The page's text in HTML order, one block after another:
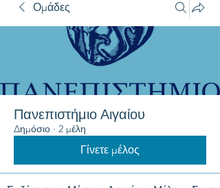
Ομάδες
Πανεπιστήμιο Αιγαίου
Δημόσιο · 2 μέλη
Γίνετε μέλος